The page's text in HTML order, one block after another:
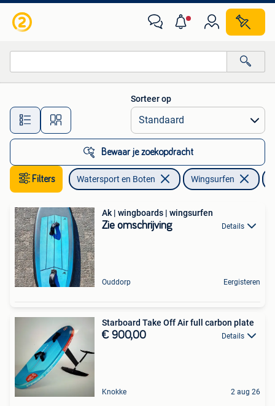
Alle afstanden…
Sorteer op
Bewaar je zoekopdracht
Filters Watersport en Boten Wingsurfen
Ak | wingboards | wingsurfen
Zie omschrijving Details
Ouddorp Eergisteren
Starboard Take Off Air full carbon plate
€ 900,00 Details
Knokke 2 aug 26